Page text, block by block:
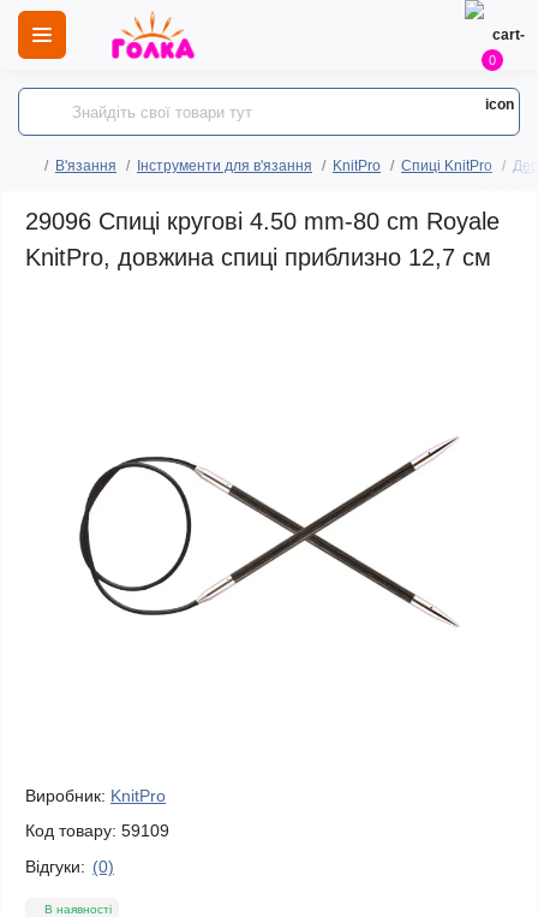
0
В'язання Інструменти для в'язання KnitPro Спиці KnitPro
29096 Спиці кругові 4.50 mm-80 cm Royale
KnitPro, довжина спиці приблизно 12,7 см
Виробник: KnitPro
Код товару: 59109
Відгуки: (0)
В наявності